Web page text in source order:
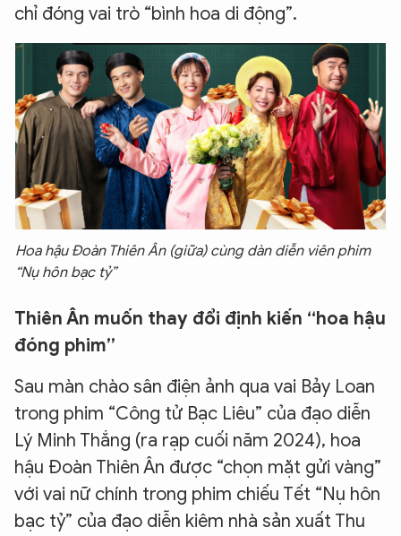
chỉ đóng vai trò “bình hoa di động”.
Hoa hậu Đoàn Thiên Ân (giữa) cùng dàn diễn viên phim
“Nụ hôn bạc tỷ”
Thiên Ân muốn thay đổi định kiến “hoa hậu
đóng phim”
Sau màn chào sân điện ảnh qua vai Bảy Loan
trong phim “Công tử Bạc Liêu” của đạo diễn
Lý Minh Thắng (ra rạp cuối năm 2024), hoa
hậu Đoàn Thiên Ân được “chọn mặt gửi vàng”
với vai nữ chính trong phim chiếu Tết “Nụ hôn
bạc tỷ” của đạo diễn kiêm nhà sản xuất Thu